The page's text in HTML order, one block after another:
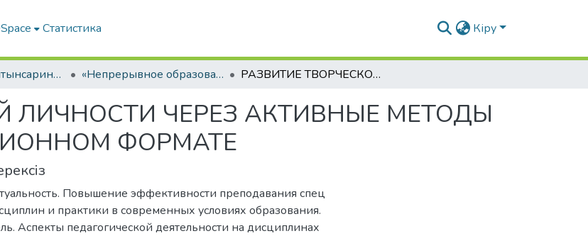
Статистика Кіру
Материалы Алтынсаринских педагогических чтений «Непрерывное образование Республики Казахстан в контексте современных вызовов к образовательной системе» РАЗВИТИЕ ТВОРЧЕСКОЙ ЛИЧНОСТИ ЧЕРЕЗ АКТИВНЫЕ МЕТОДЫ ОБУЧЕНИЯ В ДИСТАНЦИОННОМ ФОРМАТЕ
ЛИЧНОСТИ ЧЕРЕЗ АКТИВНЫЕ МЕТОДЫ
ФОРМАТЕ
Повышение эффективности преподавания спец
и практики в современных условиях образования.
Аспекты педагогической деятельности на дисциплинах